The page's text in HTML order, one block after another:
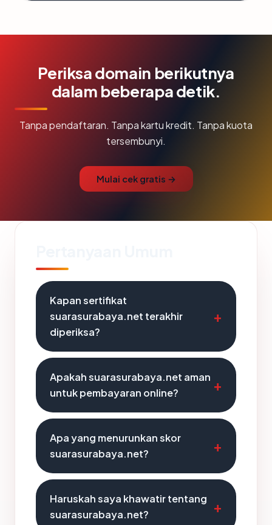
Periksa domain berikutnya
dalam beberapa detik.
Tanpa pendaftaran. Tanpa kartu kredit. Tanpa kuota
tersembunyi.
Mulai cek gratis →
Kapan sertifikat
suarasurabaya.net terakhir
diperiksa?
Apakah suarasurabaya.net aman
untuk pembayaran online?
Apa yang menurunkan skor
suarasurabaya.net?
Haruskah saya khawatir tentang
suarasurabaya.net?